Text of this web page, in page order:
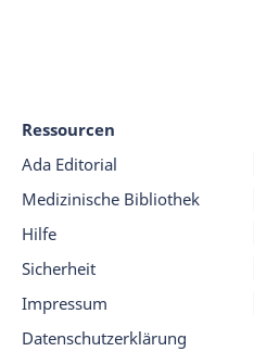
Ressourcen
Ada Editorial
Medizinische Bibliothek
Hilfe
Sicherheit
Impressum
Datenschutz­er­klärung